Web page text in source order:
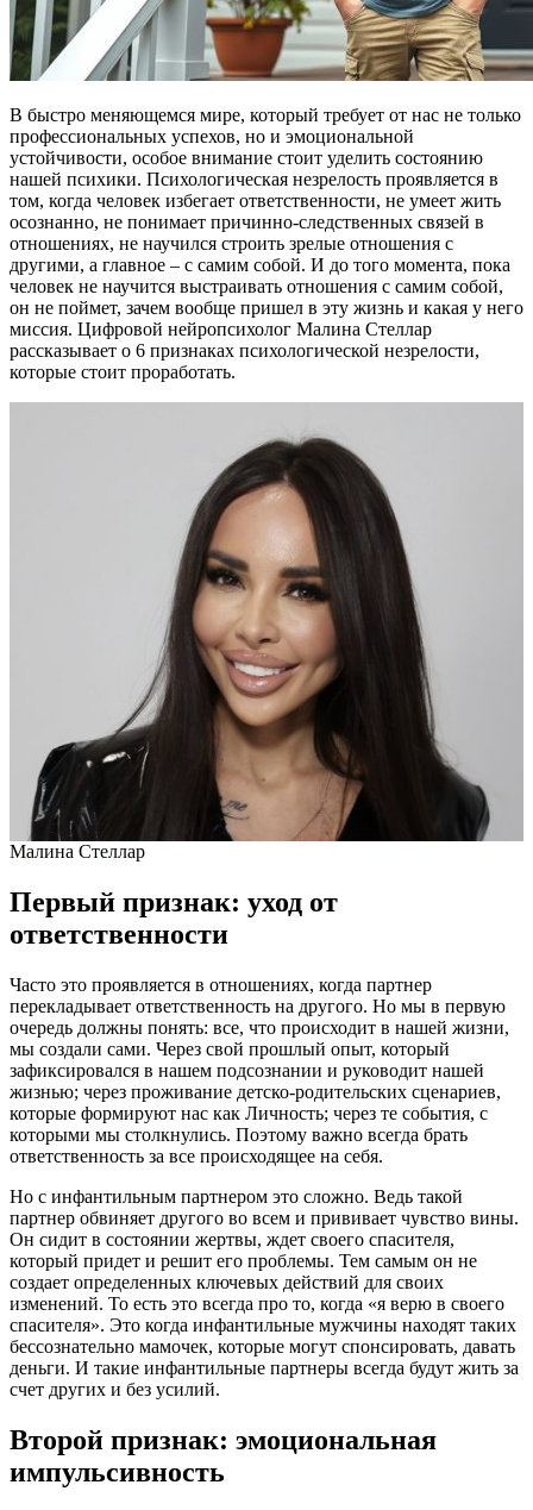
В быстро меняющемся мире, который требует от нас не только
профессиональных успехов, но и эмоциональной
устойчивости, особое внимание стоит уделить состоянию
нашей психики. Психологическая незрелость проявляется в
том, когда человек избегает ответственности, не умеет жить
осознанно, не понимает причинно-следственных связей в
отношениях, не научился строить зрелые отношения с
другими, а главное – с самим собой. И до того момента, пока
человек не научится выстраивать отношения с самим собой,
он не поймет, зачем вообще пришел в эту жизнь и какая у него
миссия. Цифровой нейропсихолог Малина Стеллар
рассказывает о 6 признаках психологической незрелости,
которые стоит проработать.
Малина Стеллар
Первый признак: уход от
ответственности
Часто это проявляется в отношениях, когда партнер
перекладывает ответственность на другого. Но мы в первую
очередь должны понять: все, что происходит в нашей жизни,
мы создали сами. Через свой прошлый опыт, который
зафиксировался в нашем подсознании и руководит нашей
жизнью; через проживание детско-родительских сценариев,
которые формируют нас как Личность; через те события, с
которыми мы столкнулись. Поэтому важно всегда брать
ответственность за все происходящее на себя.
Но с инфантильным партнером это сложно. Ведь такой
партнер обвиняет другого во всем и прививает чувство вины.
Он сидит в состоянии жертвы, ждет своего спасителя,
который придет и решит его проблемы. Тем самым он не
создает определенных ключевых действий для своих
изменений. То есть это всегда про то, когда «я верю в своего
спасителя». Это когда инфантильные мужчины находят таких
бессознательно мамочек, которые могут спонсировать, давать
деньги. И такие инфантильные партнеры всегда будут жить за
счет других и без усилий.
Второй признак: эмоциональная
импульсивность